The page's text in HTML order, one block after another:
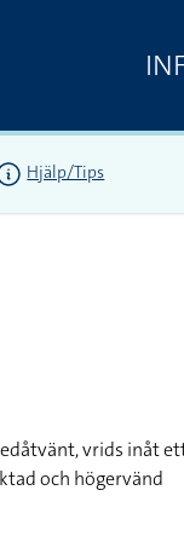
Hjälp/Tips
vrids inåt
och högervänd